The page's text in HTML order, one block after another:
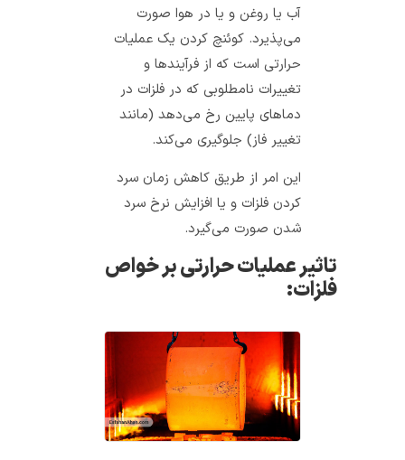
آب یا روغن و یا در هوا صورت
می‌پذیرد. کوئنچ کردن یک عملیات
حرارتی است که از فرآیندها و
تغییرات نامطلوبی که در فلزات در
دماهای پایین رخ می‌دهد (مانند
تغییر فاز) جلوگیری می‌کند.
این امر از طریق کاهش زمان سرد
کردن فلزات و یا افزایش نرخ سرد
شدن صورت می‌گیرد.
تاثیر عملیات حرارتی بر خواص